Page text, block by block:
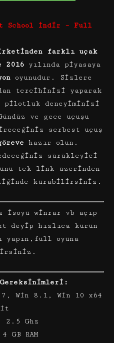
School İndir – Full
farklı uçak
2016 yılında piyasaya
oyunudur. Sizlere
tercihinizi yaparak
pilotluk deneyiminizi
ve gece uçuşu
serbest uçuş
hazır olun.
sürükleyici
tek link üzerinden
kurabilirsiniz.
winrar vb açıp
deyip hızlıca kurun
yapın,full oyuna
Gereksinimleri:
Win 8.1, Win 10 x64
2.5 Ghz
GB RAM